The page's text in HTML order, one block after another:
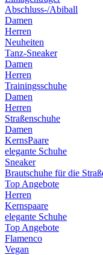
Abschluss-/Abiball
Damen
Herren
Neuheiten
Tanz-Sneaker
Damen
Herren
Trainingsschuhe
Damen
Herren
Straßenschuhe
Damen
KernsPaare
elegante Schuhe
Sneaker
Brautschuhe für die
Top Angebote
Herren
Kernspaare
elegante Schuhe
Top Angebote
Flamenco
Vegan